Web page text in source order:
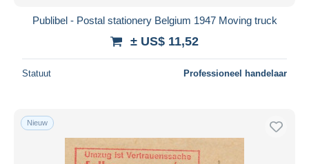
iDeal
Maestro
Publibel - Postal stationery Belgium 1947 Moving truck
± US$ 11,52
Statuut Professioneel handelaar
Nieuw